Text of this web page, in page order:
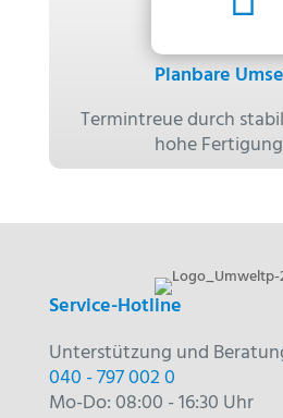
Planbare
Termintreue durch
hohe
Service-Hotline
Unterstützung und
040 - 797 002 0
Mo-Do: 08:00 - 16:30 Uhr